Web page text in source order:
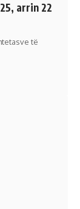
arrin 22
të